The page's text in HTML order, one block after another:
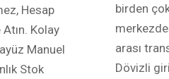
Hesap
Atın. Kolay
Manuel
Stok
birden
arası
Dövizli